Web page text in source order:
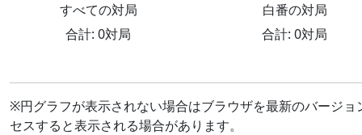
すべての対局
合計: 0対局
白番の対局
合計: 0対局
※円グラフが表示されない場合はブラウザを最新のバージ
セスすると表示される場合があります。